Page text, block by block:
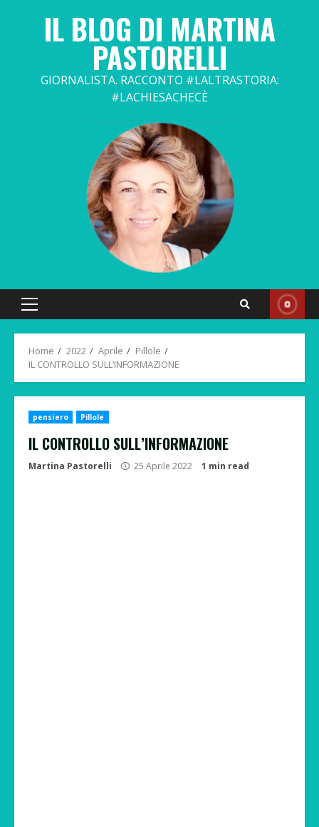
IL BLOG DI MARTINA
PASTORELLI
GIORNALISTA. RACCONTO #LALTRASTORIA:
#LACHIESACHECÈ
Primary
Home 2022 Aprile
Pillole
IL CONTROLLO SULL’INFORMAZIONE
pensiero Pillole
IL CONTROLLO SULL’INFORMAZIONE
Martina Pastorelli 25 Aprile 2022 1 min read